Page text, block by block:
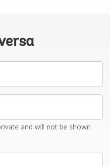
and will not be shown